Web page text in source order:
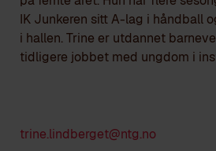
IK Junkeren sitt A-lag i håndball
i hallen. Trine er utdannet
tidligere jobbet med ungdom i
trine.lindberget@ntg.no